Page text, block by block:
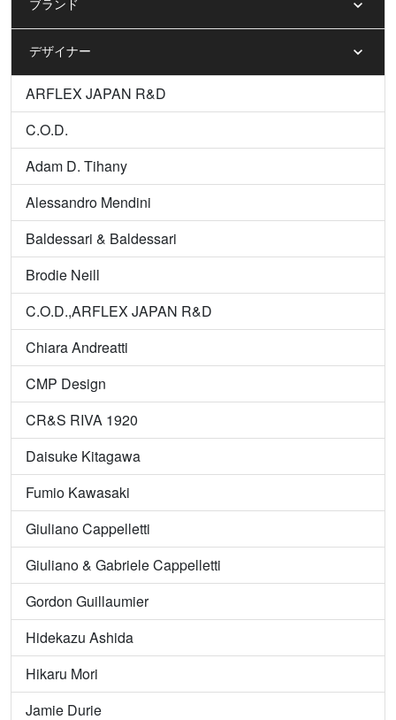
ブランド
デザイナー
ARFLEX JAPAN R&D
C.O.D.
Adam D. Tihany
Alessandro Mendini
Baldessari & Baldessari
Brodie Neill
C.O.D.,ARFLEX JAPAN R&D
Chiara Andreatti
CMP Design
CR&S RIVA 1920
Daisuke Kitagawa
Fumio Kawasaki
Giuliano Cappelletti
Giuliano & Gabriele Cappelletti
Gordon Guillaumier
Hidekazu Ashida
Hikaru Mori
Jamie Durie